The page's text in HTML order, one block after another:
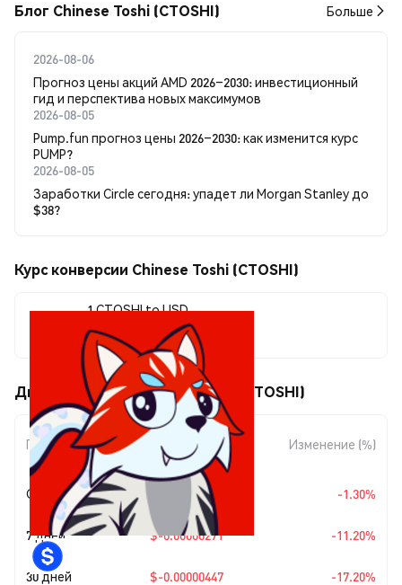
Блог Chinese Toshi (CTOSHI) Больше
2026-08-06
Прогноз цены акций AMD 2026–2030: инвестиционный
гид и перспектива новых максимумов
2026-08-05
Pump.fun прогноз цены 2026–2030: как изменится курс
PUMP?
2026-08-05
Заработки Circle сегодня: упадет ли Morgan Stanley до
$38?
Курс конверсии Chinese Toshi (CTOSHI)
1 CTOSHI to USD
$0.0000215
Движения цены Chinese Toshi (CTOSHI)
Период
Изменение
суммы
Изменение (%)
Сегодня $-0.00000028 -1.30%
7 дней $-0.00000271 -11.20%
30 дней $-0.00000447 -17.20%